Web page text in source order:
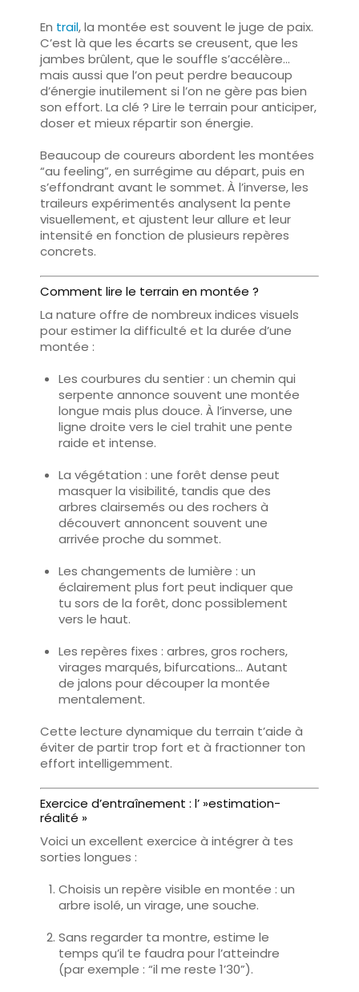
En trail,la montée est souvent le juge de paix.
C’est là que les écarts se creusent, que les
jambes brûlent, que le souffle s’accélère…
mais aussi que l’on peut perdre beaucoup
d’énergie inutilement si l’on ne gère pas bien
son effort. La clé ? Lire le terrain pour anticiper,
doser et mieux répartir son énergie.
Beaucoup de coureurs abordent les montées
“au feeling”, en surrégime au départ, puis en
s’effondrant avant le sommet. À l’inverse, les
traileurs expérimentés analysent la pente
visuellement, et ajustent leur allure et leur
intensité en fonction de plusieurs repères
concrets.
Comment lire le terrain en montée ?
La nature offre de nombreux indices visuels
pourestimer la difficulté et la durée d’une
montée :
Les courbures du sentier: un chemin qui
serpente annonce souvent une montée
longue mais plus douce. À l’inverse, une
ligne droite vers le ciel trahit une pente
raide et intense.
La végétation : une forêt dense peut
masquer la visibilité, tandis que des
arbres clairsemés ou des rochers à
découvert annoncent souvent une
arrivée proche du sommet.
Les changements de lumière : un
éclairement plus fort peut indiquer que
tu sors de la forêt, donc possiblement
vers le haut.
Les repères fixes : arbres, gros rochers,
virages marqués, bifurcations… Autant
de jalons pourdécouper la montée
mentalement.
Cette lecture dynamique du terrain t’aide à
éviter de partir trop fort et à fractionner ton
effort intelligemment.
Exercice d’entraînement : l’ »estimation-
réalité »
Voici un excellent exercice à intégrer à tes
sorties longues :
Choisis un repère visible en montée : un
arbre isolé, un virage, une souche.
Sans regarder ta montre,estime le
temps qu’il te faudra pour l’atteindre
(par exemple : “il me reste 1’30”).